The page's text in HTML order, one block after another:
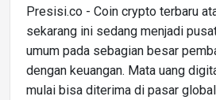
Presisi.co - Coin crypto terbaru
sekarang ini sedang menjadi
umum pada sebagian besar
dengan keuangan. Mata uang
mulai bisa diterima di pasar